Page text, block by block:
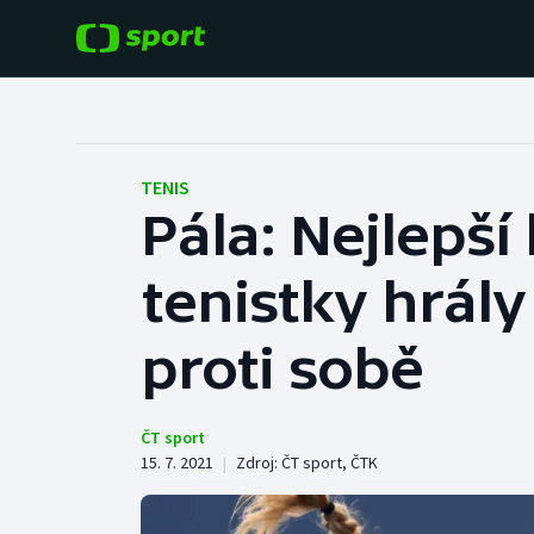
Hokej
Tenis
Cyklistika
Baseball a softbal
Basketbal
Biatlon
TENIS
Pála:
tenistky
proti sobě
ČT sport
15. 7. 2021 | Zdroj: ČT sport, ČTK